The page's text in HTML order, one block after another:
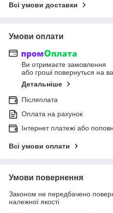
Всі умови доставки
Умови оплати
Ви отримаєте замовлення
або гроші повернуться на
Детальніше
Післяплата
Оплата на рахунок
Інтернет платежі або
Всі умови оплати
Умови повернення
Законом не передбачено
належної якості